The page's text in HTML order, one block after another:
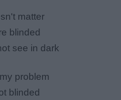
matter
blinded
see in dark
problem
blinded